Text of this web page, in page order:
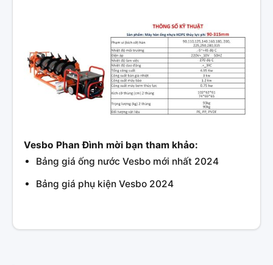
Vesbo Phan Đình mời bạn tham khảo:
Bảng giá ống nước Vesbo mới nhất 2024
Bảng giá phụ kiện Vesbo 2024